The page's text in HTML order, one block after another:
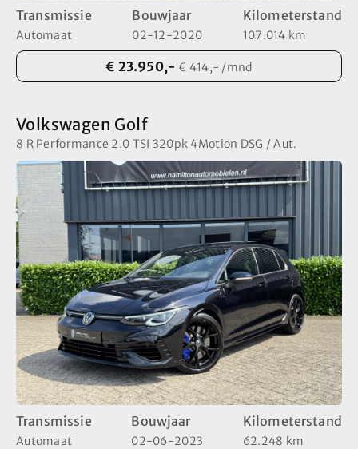
Transmissie
Automaat
Bouwjaar
02-12-2020
Kilometerstand
107.014 km
€ 23.950,- € 414,- /mnd
Volkswagen Golf
8 R Performance 2.0 TSI 320pk 4Motion DSG / Aut.
Transmissie
Automaat
Bouwjaar
02-06-2023
Kilometerstand
62.248 km